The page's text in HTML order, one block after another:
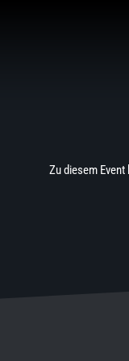
Zu diesem